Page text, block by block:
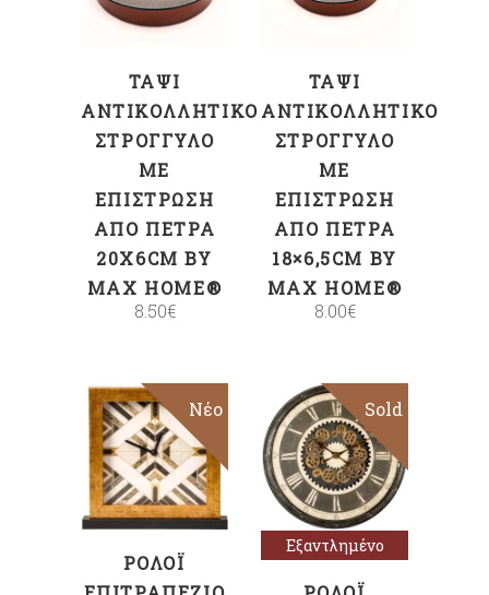
ΤΑΨΊ
ΑΝΤΙΚΟΛΛΗΤΙΚΌ
ΣΤΡΟΓΓΥΛΌ
ΜΕ
ΕΠΊΣΤΡΩΣΗ
ΑΠΌ ΠΈΤΡΑ
20X6CM BY
MAX HOME®
8.50€
ΤΑΨΊ
ΑΝΤΙΚΟΛΛΗΤΙΚΌ
ΣΤΡΟΓΓΥΛΌ
ΜΕ
ΕΠΊΣΤΡΩΣΗ
ΑΠΌ ΠΈΤΡΑ
18×6,5CM BY
MAX HOME®
8.00€
Νέο
ΠΡΟΣΘΉΚΗ
ΣΤΟ ΚΑΛΆΘΙ
ΡΟΛΌΙ
Εξαντλημένο
Sold
Διαβάστε
περισσότερα